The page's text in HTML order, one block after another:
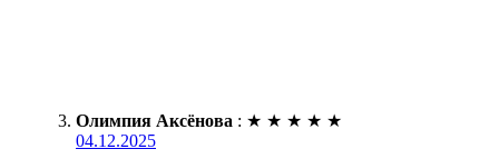
Олимпия Аксёнова : ★ ★ ★ ★ ★
04.12.2025